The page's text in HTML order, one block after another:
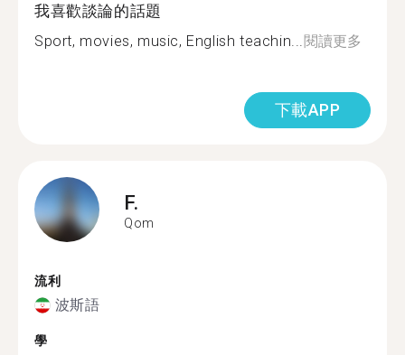
我喜歡談論的話題
Sport, movies, music, English teachin... 閱讀更多
下載APP
F.
Qom
流利
波斯語
學